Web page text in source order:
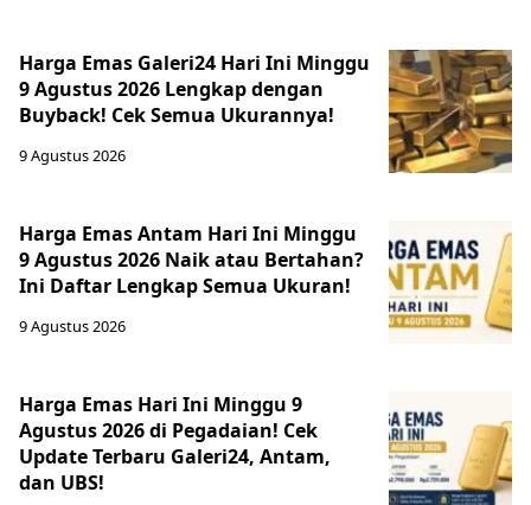
Harga Emas Galeri24 Hari Ini Minggu
9 Agustus 2026 Lengkap dengan
Buyback! Cek Semua Ukurannya!
9 Agustus 2026
Harga Emas Antam Hari Ini Minggu
9 Agustus 2026 Naik atau Bertahan?
Ini Daftar Lengkap Semua Ukuran!
9 Agustus 2026
Harga Emas Hari Ini Minggu 9
Agustus 2026 di Pegadaian! Cek
Update Terbaru Galeri24, Antam,
dan UBS!